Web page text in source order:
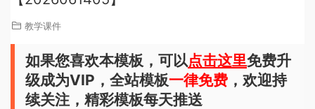
教学课件
如果您喜欢本模板，可以点击这里免费升
级成为VIP，全站模板一律免费 ，欢迎持
续关注，精彩模板每天推送